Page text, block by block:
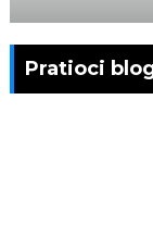
Pratioci